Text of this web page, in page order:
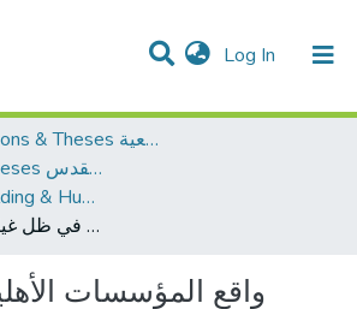
Log In (current)
& Collections
All of DSpace
Dissertations & Theses الرسائل الجامعية
AQU Master Theses الرسائل الجامعية الخاصة بجامعة القدس
Institutional Building & Human Res. Dev. بناء مؤسسات وتنمية موارد بشرية
واقع المؤسسات الأهلية في القدس الشرقية في ظل غياب البلدية العربية
واقع المؤسسات